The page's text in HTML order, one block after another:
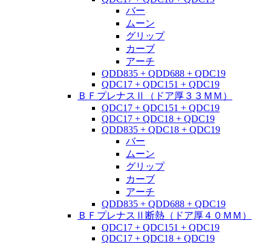
バー
ムーン
グリップ
カーブ
アーチ
QDD835 + QDD688 + QDC19
QDC17 + QDC151 + QDC19
ＢＦプレナスⅡ（ドア厚３３ＭＭ）
QDC17 + QDC151 + QDC19
QDC17 + QDC18 + QDC19
QDD835 + QDC18 + QDC19
バー
ムーン
グリップ
カーブ
アーチ
QDD835 + QDD688 + QDC19
ＢＦプレナスⅡ断熱（ドア厚４０ＭＭ）
QDC17 + QDC151 + QDC19
QDC17 + QDC18 + QDC19